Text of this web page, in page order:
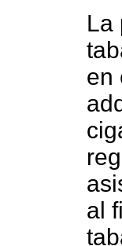
La
en
al